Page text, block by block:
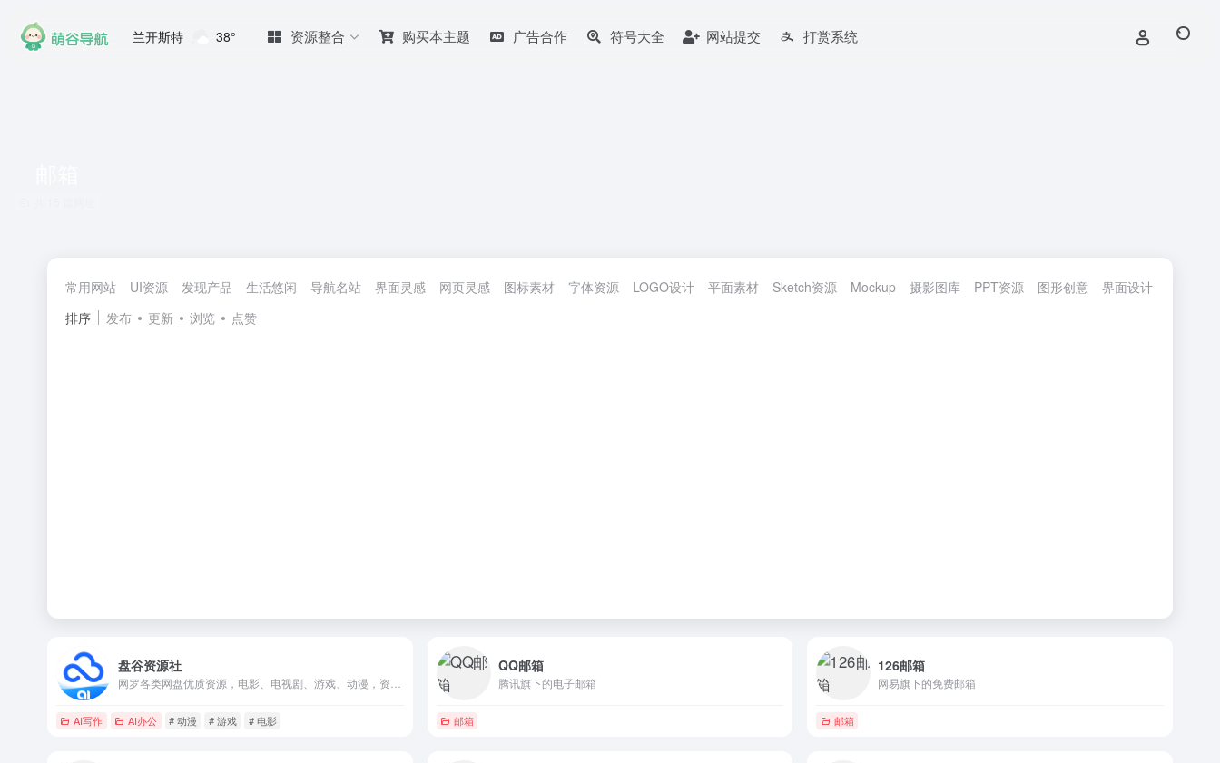
兰开斯特 38° 资源整合 购买本主题 广告合作 符号大全 网站提交 打赏系统
常用网站 UI资源 发现产品 生活悠闲 导航名站 界面灵感 网页灵感 图标素材 字体资源 LOGO设计 平面素材 Sketch资源 Mockup 摄影图库 PPT资源 图形创意 界面设计
排序
发布 更新 浏览 点赞
盘谷资源社
AI写作 AI办公 # 动漫 # 游戏 # 电影
QQ邮箱
腾讯旗下的电子邮箱
邮箱
126邮箱
网易旗下的免费邮箱
邮箱